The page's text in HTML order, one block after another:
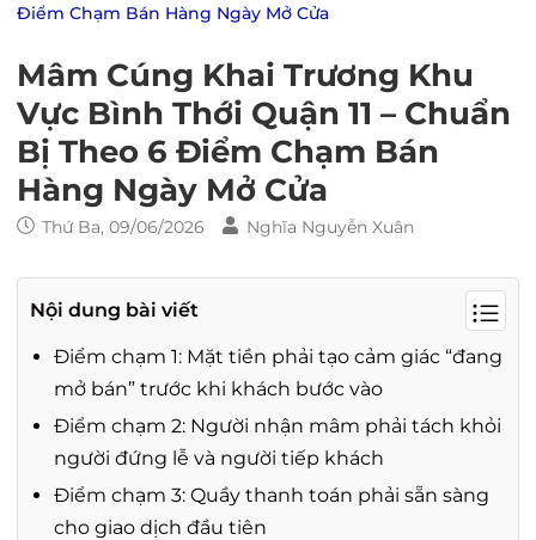
Điểm Chạm Bán Hàng Ngày Mở Cửa
Mâm Cúng Khai Trương Khu
Vực Bình Thới Quận 11 – Chuẩn
Bị Theo 6 Điểm Chạm Bán
Hàng Ngày Mở Cửa
Thứ Ba, 09/06/2026 Nghĩa Nguyễn Xuân
Nội dung bài viết
Điểm chạm 1: Mặt tiền phải tạo cảm giác “đang
mở bán” trước khi khách bước vào
Điểm chạm 2: Người nhận mâm phải tách khỏi
người đứng lễ và người tiếp khách
Điểm chạm 3: Quầy thanh toán phải sẵn sàng
cho giao dịch đầu tiên